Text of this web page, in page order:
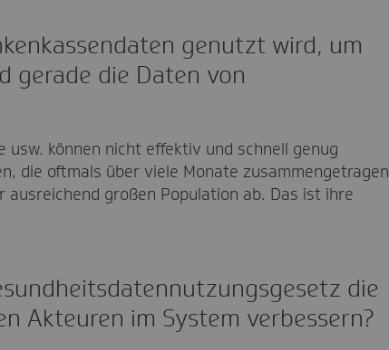
genutzt wird, um
gerade die Daten von
können nicht effektiv und schnell genug
die oftmals über viele Monate zusammengetragen
großen Population ab. Das ist ihre
die
Akteuren im System verbessern?